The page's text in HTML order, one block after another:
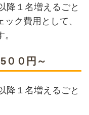
降１名増えるごと
ク費用として、
００円～
降１名増えるごと